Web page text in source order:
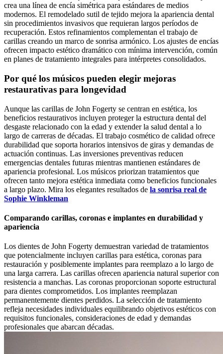
crea una línea de encía simétrica para estándares de medios
modernos. El remodelado sutil de tejido mejora la apariencia dental
sin procedimientos invasivos que requieran largos períodos de
recuperación. Estos refinamientos complementan el trabajo de
carillas creando un marco de sonrisa armónico. Los ajustes de encías
ofrecen impacto estético dramático con mínima intervención, común
en planes de tratamiento integrales para intérpretes consolidados.
Por qué los músicos pueden elegir mejoras
restaurativas para longevidad
Aunque las carillas de John Fogerty se centran en estética, los
beneficios restaurativos incluyen proteger la estructura dental del
desgaste relacionado con la edad y extender la salud dental a lo
largo de carreras de décadas. El trabajo cosmético de calidad ofrece
durabilidad que soporta horarios intensivos de giras y demandas de
actuación continuas. Las inversiones preventivas reducen
emergencias dentales futuras mientras mantienen estándares de
apariencia profesional. Los músicos priorizan tratamientos que
ofrecen tanto mejora estética inmediata como beneficios funcionales
a largo plazo. Mira los elegantes resultados de la sonrisa real de
Sophie Winkleman
Comparando carillas, coronas e implantes en durabilidad y
apariencia
Los dientes de John Fogerty demuestran variedad de tratamientos
que potencialmente incluyen carillas para estética, coronas para
restauración y posiblemente implantes para reemplazo a lo largo de
una larga carrera. Las carillas ofrecen apariencia natural superior con
resistencia a manchas. Las coronas proporcionan soporte estructural
para dientes comprometidos. Los implantes reemplazan
permanentemente dientes perdidos. La selección de tratamiento
refleja necesidades individuales equilibrando objetivos estéticos con
requisitos funcionales, consideraciones de edad y demandas
profesionales que abarcan décadas.